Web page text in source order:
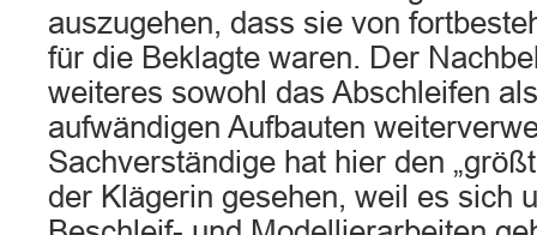
auszugehen, dass sie von
für die Beklagte waren. Der
weiteres sowohl das Abschleifen
aufwändigen Aufbauten
Sachverständige hat hier den
der Klägerin gesehen, weil es sich